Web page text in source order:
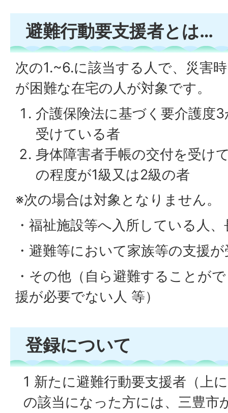
避難行動要支援者とは…
次の1.~6.に該当する人で、災害
が困難な在宅の人が対象です。
介護保険法に基づく要介護度
受けている者
身体障害者手帳の交付を受け
の程度が1級又は2級の者
療育手帳の交付を受けている
がAまたは〇Aの者
精神障害者保健福祉手帳の交
で障害の程度が1級の者
75歳以上の独居世帯又は75歳
みの世帯の者
害時の支援が必要と認められ
※次の場合は対象となりません。
・福祉施設等へ入所している人
・避難等において家族等の支援
・その他（自ら避難することが
援が必要でない人 等）
登録について
1 新たに避難行動要支援者（上
の該当になった方には、三豊市